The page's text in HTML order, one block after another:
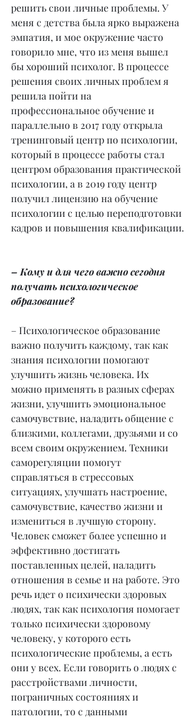
решить свои личные проблемы. У
меня с детства была ярко выражена
эмпатия, и мое окружение часто
говорило мне, что из меня вышел
бы хороший психолог. В процессе
решения своих личных проблем я
решила пойти на
профессиональное обучение и
параллельно в 2017 году открыла
тренинговый центр по психологии,
который в процессе работы стал
центром образования практической
психологии, а в 2019 году центр
получил лицензию на обучение
психологии с целью переподготовки
кадров и повышения квалификации.
– Кому и для чего важно сегодня
получать психологическое
образование?
– Психологическое образование
важно получить каждому, так как
знания психологии помогают
улучшить жизнь человека. Их
можно применять в разных сферах
жизни, улучшить эмоциональное
самочувствие, наладить общение с
близкими, коллегами, друзьями и со
всем своим окружением. Техники
саморегуляции помогут
справляться в стрессовых
ситуациях, улучшать настроение,
самочувствие, качество жизни и
измениться в лучшую сторону.
Человек сможет более успешно и
эффективно достигать
поставленных целей, наладить
отношения в семье и на работе. Это
речь идет о психически здоровых
людях, так как психология помогает
только психически здоровому
человеку, у которого есть
психологические проблемы, а есть
они у всех. Если говорить о людях с
расстройствами личности,
пограничных состояниях и
патологии, то с данными